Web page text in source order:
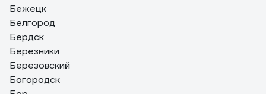
Бежецк
Белгород
Бердск
Березники
Березовский
Богородск